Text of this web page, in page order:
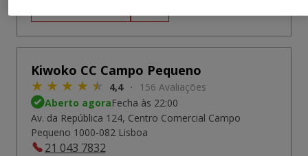
Kiwoko CC Campo Pequeno
4,4
156 Avaliações
Aberto agoraFecha às 22:00
Av. da República 124, Centro Comercial Campo
Pequeno 1000-082 Lisboa
21 043 7832